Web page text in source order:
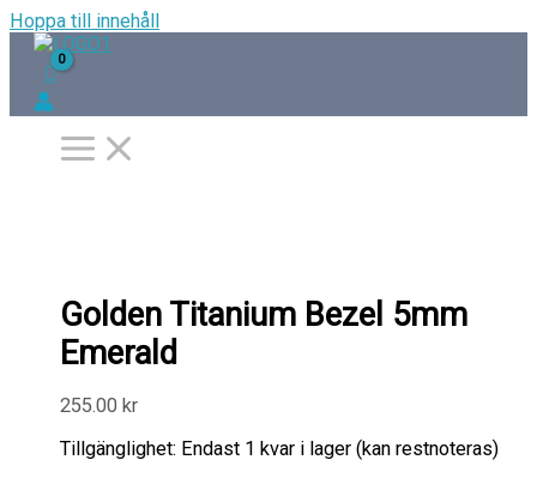
Hoppa till innehåll
Golden Titanium Bezel 5mm
Emerald
255.00 kr
Tillgänglighet: Endast 1 kvar i lager (kan restnoteras)